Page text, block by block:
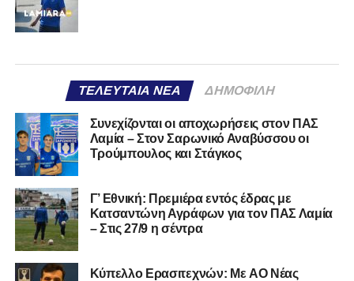
ΤΕΛΕΥΤΑΊΑ ΝΈΑ ΔΗΜΟΦΙΛΉ
Συνεχίζονται οι αποχωρήσεις στον ΠΑΣ
Λαμία – Στον Σαρωνικό Αναβύσσου οι
Τρούμπουλος και Στάγκος
Γ’ Εθνική: Πρεμιέρα εντός έδρας με
Κατσαντώνη Αγράφων για τον ΠΑΣ Λαμία
– Στις 27/9 η σέντρα
Kύπελλο Ερασιτεχνών: Με AO Nέας